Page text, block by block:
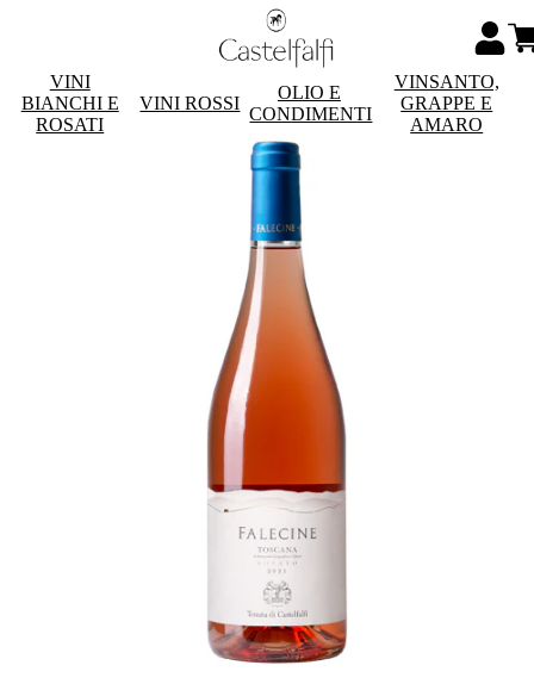
VINI
BIANCHI E
ROSATI
VINI ROSSI
OLIO E
CONDIMENTI
VINSANTO,
GRAPPE E
AMARO